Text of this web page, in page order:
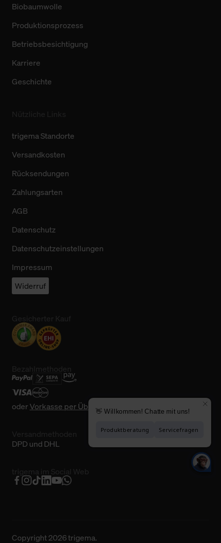
Biobaumwolle
Produktionsprozess
Betriebsbesichtigung
Karriere
Geschichte
trigema Standorte
Versandkosten
Rücksendungen
Zahlungsarten
AGB
Datenschutz
Datenschutzeinstellungen
Impressum
Widerruf
oderVorkasse per Überweisung
DPD und DHL
Copyright 2026 trigema.